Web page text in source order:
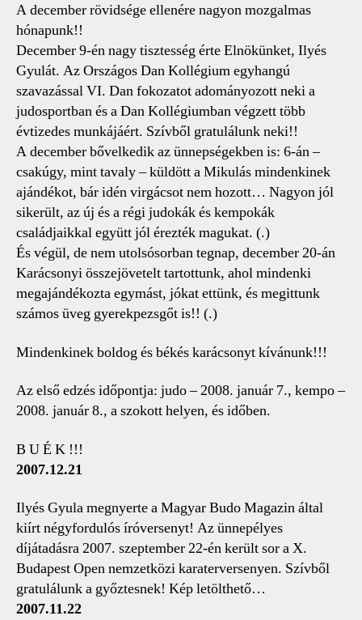
A december rövidsége ellenére nagyon mozgalmas
hónapunk!!
December 9-én nagy tisztesség érte Elnökünket, Ilyés
Gyulát. Az Országos Dan Kollégium egyhangú
szavazással VI. Dan fokozatot adományozott neki a
judosportban és a Dan Kollégiumban végzett több
évtizedes munkájáért. Szívből gratulálunk neki!!
A december bővelkedik az ünnepségekben is: 6-án –
csakúgy, mint tavaly – küldött a Mikulás mindenkinek
ajándékot, bár idén virgácsot nem hozott… Nagyon jól
sikerült, az új és a régi judokák és kempokák
családjaikkal együtt jól érezték magukat. (.)
És végül, de nem utolsósorban tegnap, december 20-án
Karácsonyi összejövetelt tartottunk, ahol mindenki
megajándékozta egymást, jókat ettünk, és megittunk
számos üveg gyerekpezsgőt is!! (.)
Mindenkinek boldog és békés karácsonyt kívánunk!!!
Az első edzés időpontja: judo – 2008. január 7., kempo –
2008. január 8., a szokott helyen, és időben.
B U É K !!!
2007.12.21
Ilyés Gyula megnyerte a Magyar Budo Magazin által
kiírt négyfordulós íróversenyt! Az ünnepélyes
díjátadásra 2007. szeptember 22-én került sor a X.
Budapest Open nemzetközi karaterversenyen. Szívből
gratulálunk a győztesnek! Kép letölthető…
2007.11.22